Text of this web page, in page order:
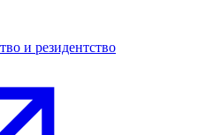
и резидентство